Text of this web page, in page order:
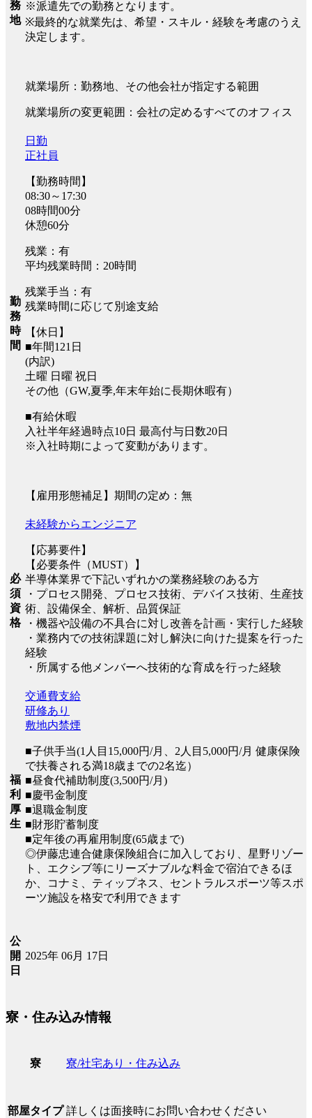
務
地
※派遣先での勤務となります。
※最終的な就業先は、希望・スキル・経験を考慮のうえ
決定します。
就業場所：勤務地、その他会社が指定する範囲
就業場所の変更範囲：会社の定めるすべてのオフィス
勤
務
時
間
日勤
正社員
【勤務時間】
08:30～17:30
08時間00分
休憩60分
残業：有
平均残業時間：20時間
残業手当：有
残業時間に応じて別途支給
【休日】
■年間121日
(内訳)
土曜 日曜 祝日
その他（GW,夏季,年末年始に長期休暇有）
■有給休暇
入社半年経過時点10日 最高付与日数20日
※入社時期によって変動があります。
【雇用形態補足】期間の定め：無
必
須
資
格
未経験からエンジニア
【応募要件】
【必要条件（MUST）】
半導体業界で下記いずれかの業務経験のある方
・プロセス開発、プロセス技術、デバイス技術、生産技
術、設備保全、解析、品質保証
・機器や設備の不具合に対し改善を計画・実行した経験
・業務内での技術課題に対し解決に向けた提案を行った
経験
・所属する他メンバーへ技術的な育成を行った経験
福
利
厚
生
交通費支給
研修あり
敷地内禁煙
■子供手当(1人目15,000円/月、2人目5,000円/月 健康保険
で扶養される満18歳までの2名迄）
■昼食代補助制度(3,500円/月)
■慶弔金制度
■退職金制度
■財形貯蓄制度
■定年後の再雇用制度(65歳まで)
◎伊藤忠連合健康保険組合に加入しており、星野リゾー
ト、エクシブ等にリーズナブルな料金で宿泊できるほ
か、コナミ、ティップネス、セントラルスポーツ等スポ
ーツ施設を格安で利用できます
公
開
日
2025年 06月 17日
寮・住み込み情報
寮 寮/社宅あり・住み込み
部屋タイプ 詳しくは面接時にお問い合わせください